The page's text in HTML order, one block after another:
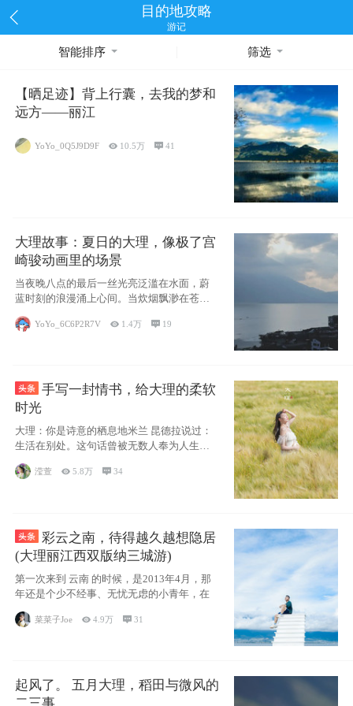
目的地攻略
游记
智能排序 筛选
【晒足迹】背上行囊，去我的梦和
远方——丽江
YoYo_0Q5J9D9F  10.5万 41
大理故事：夏日的大理，像极了宫
崎骏动画里的场景
当夜晚八点的最后一丝光亮泛滥在水面，蔚
蓝时刻的浪漫涌上心间。当炊烟飘渺在苍山
YoYo_6C6P2R7V  1.4万  19
手写一封情书，给大理的柔软
时光
大理：你是诗意的栖息地米兰 昆德拉说过：
生活在别处。这句话曾被无数人奉为人生信
条，并
滢萱 5.8万 34
彩云之南，待得越久越想隐居
(大理丽江西双版纳三城游)
第一次来到 云南 的时候，是2013年4月，那
年还是个少不经事、无忧无虑的小青年，在
菜菜子Joe 4.9万  31
起风了。 五月大理，稻田与微风的